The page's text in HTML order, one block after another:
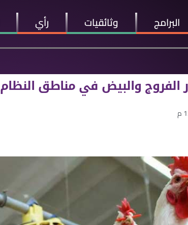
البرامج وثائقيات رأي
الفروج والبيض في مناطق النظام